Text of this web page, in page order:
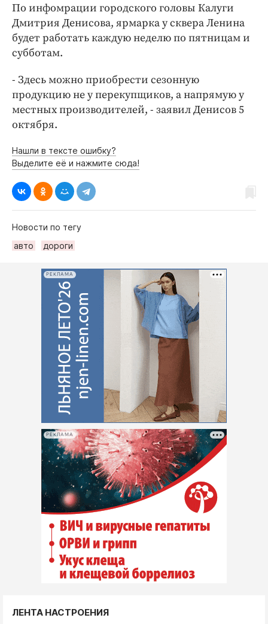
По инфомрации городского головы Калуги
Дмитрия Денисова, ярмарка у сквера Ленина
будет работать каждую неделю по пятницам и
субботам.
- Здесь можно приобрести сезонную
продукцию не у перекупщиков, а напрямую у
местных производителей, - заявил Денисов 5
октября.
Нашли в тексте ошибку?
Выделите её и нажмите сюда!
Новости по тегу
авто
дороги
РЕКЛАМА
РЕКЛАМА
ЛЕНТА НАСТРОЕНИЯ